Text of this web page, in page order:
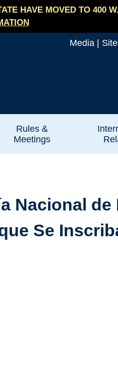
HAVE MOVED TO 400
Media
Rules &
Meetings
Nacional
Se